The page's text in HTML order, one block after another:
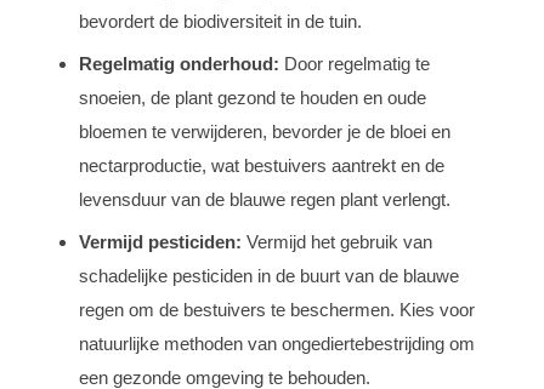
bevordert de biodiversiteit in de tuin.
Regelmatig onderhoud: Door regelmatig te
snoeien, de plant gezond te houden en oude
bloemen te verwijderen, bevorder je de bloei en
nectarproductie, wat bestuivers aantrekt en de
levensduur van de blauwe regen plant verlengt.
Vermijd pesticiden: Vermijd het gebruik van
schadelijke pesticiden in de buurt van de blauwe
regen om de bestuivers te beschermen. Kies voor
natuurlijke methoden van ongediertebestrijding om
een gezonde omgeving te behouden.